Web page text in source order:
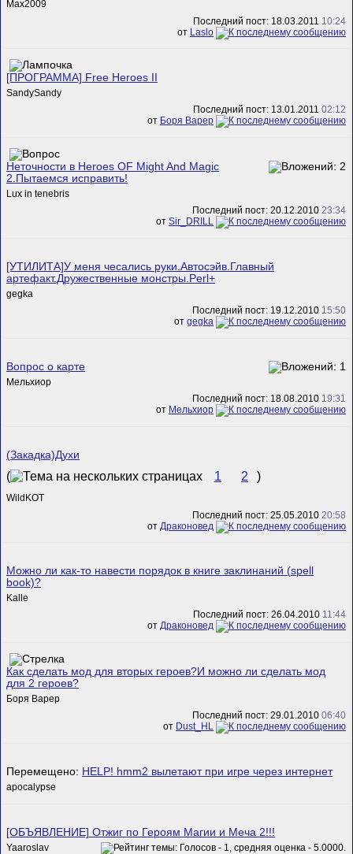
Max2009
Последний пост: 18.03.2011 10:24
от Laslo
[ПРОГРАММА] Free Heroes II
SandySandy
Последний пост: 13.01.2011 02:12
от Боря Варер
Неточности в Heroes OF Might And Magic
2.Пытаемся исправить!
Lux in tenebris
Последний пост: 20.12.2010 23:34
от Sir_DRILL
[УТИЛИТА]У меня чесались руки.Автосэйв.Главный
артефакт.Дружественные монстры.Perl+
gegka
Последний пост: 19.12.2010 15:50
от gegka
Вопрос о карте
Мельхиор
Последний пост: 18.08.2010 19:31
от Мельхиор
(Закадка)Духи
( 1 2 )
WildKOT
Последний пост: 25.05.2010 20:58
от Драконовед
Можно ли как-то навести порядок в книге заклинаний (spell
book)?
Kalle
Последний пост: 26.04.2010 11:44
от Драконовед
Как сделать мод для вторых героев?И можно ли сделать мод
для 2 героев?
Боря Варер
Последний пост: 29.01.2010 06:40
от Dust_HL
Перемещено: HELP! hmm2 вылетают при игре через интернет
apocalypse
[ОБЪЯВЛЕНИЕ] Отжиг по Героям Магии и Меча 2!!!
Yaaroslav